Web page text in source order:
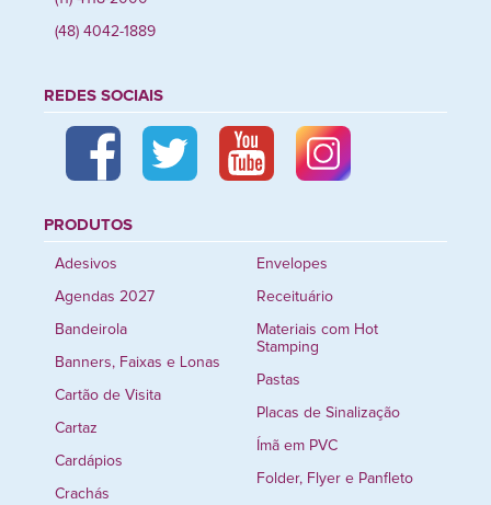
(48) 4042-1889
REDES SOCIAIS
PRODUTOS
Adesivos
Agendas 2027
Bandeirola
Banners, Faixas e Lonas
Cartão de Visita
Cartaz
Cardápios
Crachás
Envelopes
Receituário
Materiais com Hot
Stamping
Pastas
Placas de Sinalização
Ímã em PVC
Folder, Flyer e Panfleto